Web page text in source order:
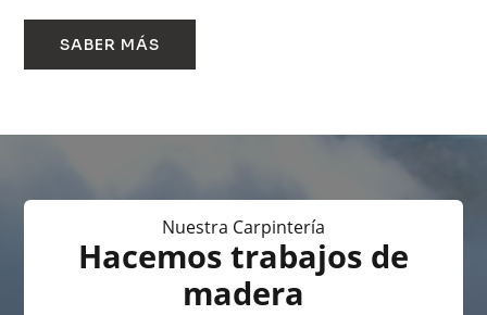
SABER MÁS
Nuestra Carpintería
Hacemos trabajos de
madera